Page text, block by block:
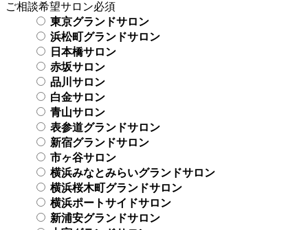
ご相談希望サロン必須
東京グランドサロン
浜松町グランドサロン
日本橋サロン
赤坂サロン
品川サロン
白金サロン
青山サロン
表参道グランドサロン
新宿グランドサロン
市ヶ谷サロン
横浜みなとみらいグランドサロン
横浜桜木町グランドサロン
横浜ポートサイドサロン
新浦安グランドサロン